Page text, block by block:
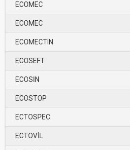
ECOMEC
ECOMEC
ECOMECTIN
ECOSEFT
ECOSİN
ECOSTOP
ECTOSPEC
ECTOVİL